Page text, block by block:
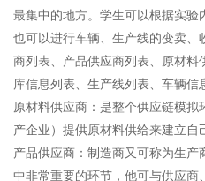
最集中的地方。学生可以根据实验
也可以进行车辆、生产线的变卖、
商列表、产品供应商列表、原材料
库信息列表、生产线列表、车辆信
原材料供应商：是整个供应链模拟
产企业）提供原材料供给来建立自
产品供应商：制造商又可称为生产
中非常重要的环节，他可与供应商